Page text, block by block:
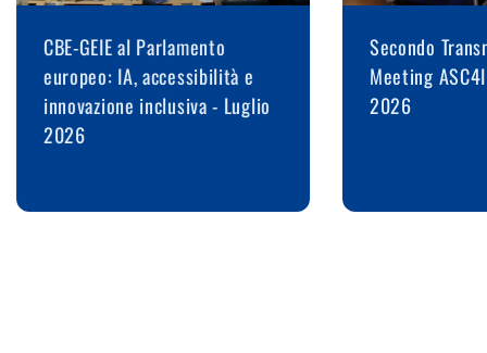
CBE-GEIE al Parlamento
europeo: IA, accessibilità e
innovazione inclusiva - Luglio
2026
Secondo
Meeting
2026